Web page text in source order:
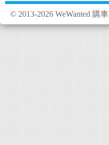
© 2013-2026 WeWanted 購